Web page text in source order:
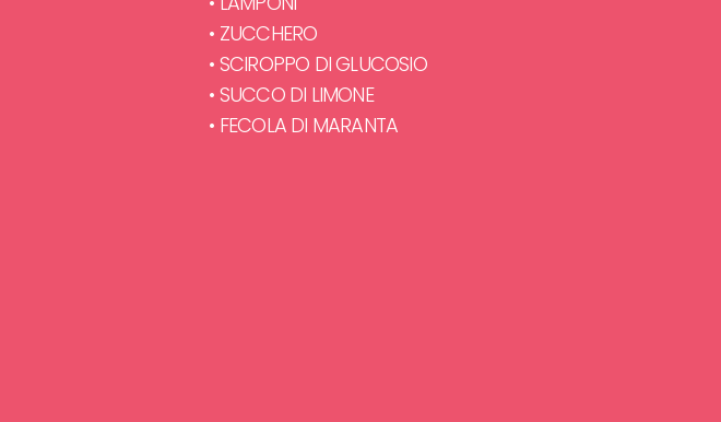
• ZUCCHERO
• SCIROPPO DI GLUCOSIO
• SUCCO DI LIMONE
• FECOLA DI MARANTA